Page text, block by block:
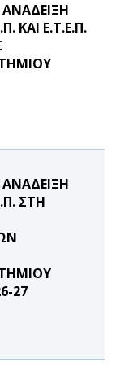
ΚΑΙ Ε.Τ.Ε.Π.
ΣΤΗ
27